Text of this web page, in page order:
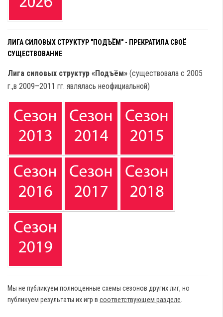
ЛИГА СИЛОВЫХ СТРУКТУР "ПОДЪЁМ" - ПРЕКРАТИЛА СВОЁ
СУЩЕСТВОВАНИЕ
Лига силовых структур «Подъём» (существовала с 2005
г.,в 2009–2011 гг. являлась неофициальной)
Мы не публикуем полноценные схемы сезонов других лиг, но
публикуем результаты их игр в соответствующем разделе